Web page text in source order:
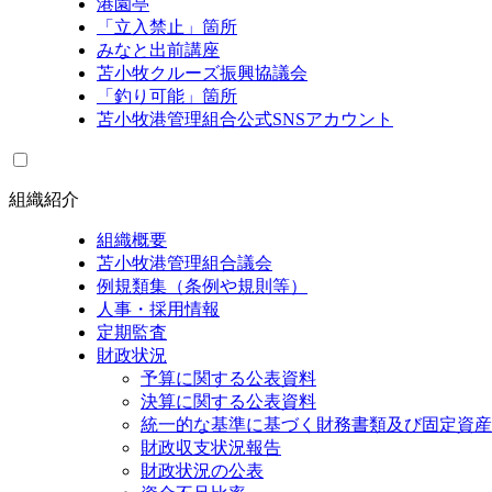
港園亭
「立入禁止」箇所
みなと出前講座
苫小牧クルーズ振興協議会
「釣り可能」箇所
苫小牧港管理組合公式SNSアカウント
組織紹介
組織概要
苫小牧港管理組合議会
例規類集（条例や規則等）
人事・採用情報
定期監査
財政状況
予算に関する公表資料
決算に関する公表資料
統一的な基準に基づく財務書類及び固定資
財政収支状況報告
財政状況の公表